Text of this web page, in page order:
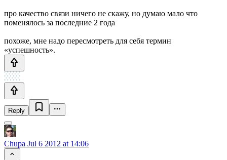
про качество связи ничего не скажу, но думаю мало что
поменялось за последние 2 года
похоже, мне надо пересмотреть для себя термин
«успешность».
Reply
Chupa Jul 6 2012 at 14:06